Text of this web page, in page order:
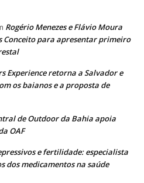
Rogério Menezes e Flávio Moura
Conceito para apresentar primeiro
Experience retorna a Salvador e
os baianos e a proposta de
de Outdoor da Bahia apoia
OAF
e fertilidade: especialista
dos medicamentos na saúde